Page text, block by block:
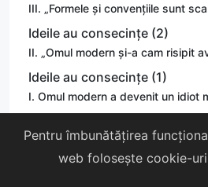
III. „Formele și convențiile sunt
Ideile au consecințe (2)
II. „Omul modern și-a cam risipit
Ideile au consecințe (1)
I. Omul modern a devenit un idiot
civile ale bombardamentelor
declanșate în ziua de 4 Aprilie
Pentru îmbunătățirea
web folosește cookie-